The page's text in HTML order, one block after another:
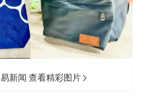
新闻 查看精彩图片